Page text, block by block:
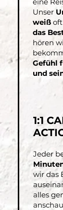
Unser
weiß
das
hören
Gefühl
und
1:1
Jeder
wir das
alles